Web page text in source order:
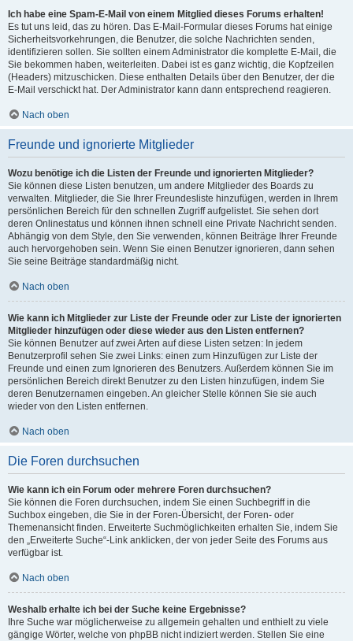
Ich habe eine Spam-E-Mail von einem Mitglied dieses Forums erhalten!
Es tut uns leid, das zu hören. Das E-Mail-Formular dieses Forums hat einige
Sicherheitsvorkehrungen, die Benutzer, die solche Nachrichten senden,
identifizieren sollen. Sie sollten einem Administrator die komplette E-Mail, die
Sie bekommen haben, weiterleiten. Dabei ist es ganz wichtig, die Kopfzeilen
(Headers) mitzuschicken. Diese enthalten Details über den Benutzer, der die
E-Mail verschickt hat. Der Administrator kann dann entsprechend reagieren.
Nach oben
Freunde und ignorierte Mitglieder
Wozu benötige ich die Listen der Freunde und ignorierten Mitglieder?
Sie können diese Listen benutzen, um andere Mitglieder des Boards zu
verwalten. Mitglieder, die Sie Ihrer Freundesliste hinzufügen, werden in Ihrem
persönlichen Bereich für den schnellen Zugriff aufgelistet. Sie sehen dort
deren Onlinestatus und können ihnen schnell eine Private Nachricht senden.
Abhängig von dem Style, den Sie verwenden, können Beiträge Ihrer Freunde
auch hervorgehoben sein. Wenn Sie einen Benutzer ignorieren, dann sehen
Sie seine Beiträge standardmäßig nicht.
Nach oben
Wie kann ich Mitglieder zur Liste der Freunde oder zur Liste der ignorierten
Mitglieder hinzufügen oder diese wieder aus den Listen entfernen?
Sie können Benutzer auf zwei Arten auf diese Listen setzen: In jedem
Benutzerprofil sehen Sie zwei Links: einen zum Hinzufügen zur Liste der
Freunde und einen zum Ignorieren des Benutzers. Außerdem können Sie im
persönlichen Bereich direkt Benutzer zu den Listen hinzufügen, indem Sie
deren Benutzernamen eingeben. An gleicher Stelle können Sie sie auch
wieder von den Listen entfernen.
Nach oben
Die Foren durchsuchen
Wie kann ich ein Forum oder mehrere Foren durchsuchen?
Sie können die Foren durchsuchen, indem Sie einen Suchbegriff in die
Suchbox eingeben, die Sie in der Foren-Übersicht, der Foren- oder
Themenansicht finden. Erweiterte Suchmöglichkeiten erhalten Sie, indem Sie
den „Erweiterte Suche“-Link anklicken, der von jeder Seite des Forums aus
verfügbar ist.
Nach oben
Weshalb erhalte ich bei der Suche keine Ergebnisse?
Ihre Suche war möglicherweise zu allgemein gehalten und enthielt zu viele
gängige Wörter, welche von phpBB nicht indiziert werden. Stellen Sie eine